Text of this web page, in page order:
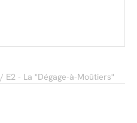
/ E2 - La "Dégage-à-Moûtiers"